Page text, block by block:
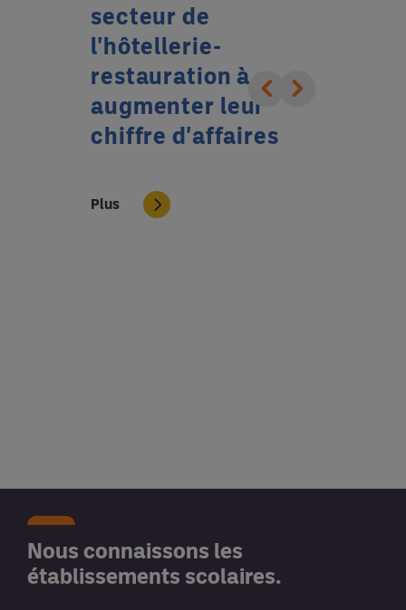
secteur de
l'hôtellerie-
restauration à
augmenter leur
chiffre d'affaires
Plus
Nous connaissons les
établissements scolaires.